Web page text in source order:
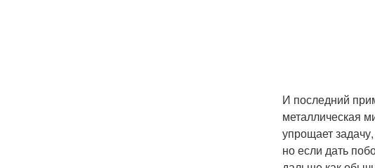
И последний
металлическая
упрощает
но если дать